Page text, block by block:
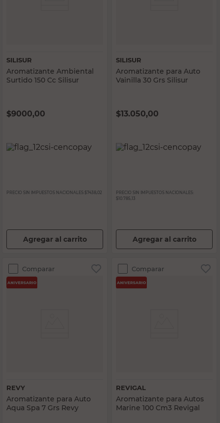
SILISUR
Aromatizante Ambiental
Surtido 150 Cc Silisur
$9000,00
PRECIO SIN IMPUESTOS NACIONALES: $7438,02
Agregar al carrito
SILISUR
Aromatizante para Auto
Vainilla 30 Grs Silisur
$13.050,00
PRECIO SIN IMPUESTOS NACIONALES:
$10.785,13
Agregar al carrito
Comparar
REVY
Aromatizante para Auto
Aqua Spa 7 Grs Revy
Comparar
REVIGAL
Aromatizante para Autos
Marine 100 Cm3 Revigal